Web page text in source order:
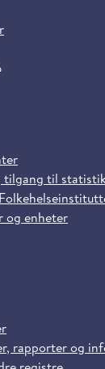
tilgang til
og enheter
rapporter og